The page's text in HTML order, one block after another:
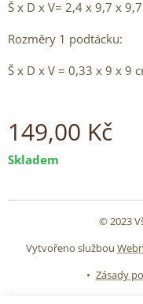
Š x D x V= 2,4 x 9,7 x
Rozměry 1 podtácku:
Š x D x V = 0,33 x 9 x 9
149,00 Kč
Skladem
© 2023
Vytvořeno službou
Zásady